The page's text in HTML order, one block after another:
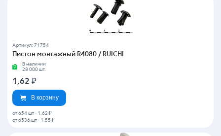
Артикул: 71754
Пистон монтажный R4080 / RUICHI
В наличии
28 000 шт.
1,62 ₽
В корзину
от 654 шт - 1.62 ₽
от 6536 шт - 1.55 ₽